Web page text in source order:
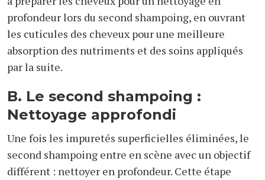
profondeur lors du second shampoing, en ouvrant
les cuticules des cheveux pour une meilleure
absorption des nutriments et des soins appliqués
par la suite.
B. Le second shampoing :
Nettoyage approfondi
Une fois les impuretés superficielles éliminées, le
second shampoing entre en scène avec un objectif
différent : nettoyer en profondeur. Cette étape